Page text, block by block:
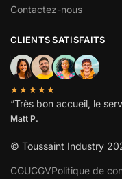
Contactez-nous
CLIENTS SATISFAITS
★★★★★
“Très bon accueil, le
Matt P.
© Toussaint Industry
CGUCGVPolitique de